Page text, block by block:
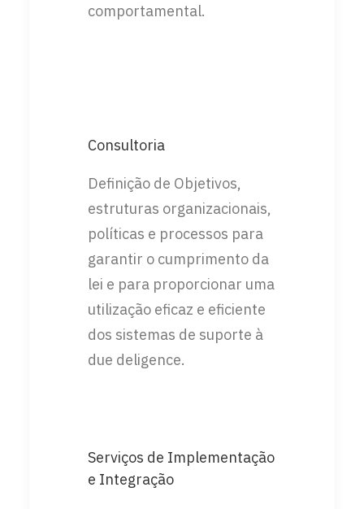
comportamental.
Consultoria
Definição de Objetivos,
estruturas organizacionais,
políticas e processos para
garantir o cumprimento da
lei e para proporcionar uma
utilização eficaz e eficiente
dos sistemas de suporte à
due deligence.
Serviços de Implementação
e Integração